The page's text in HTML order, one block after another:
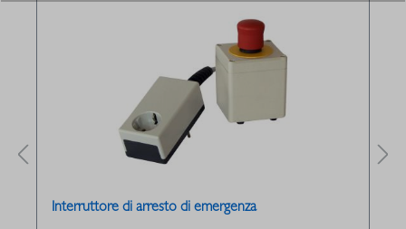
Interruttore di arresto di emergenza